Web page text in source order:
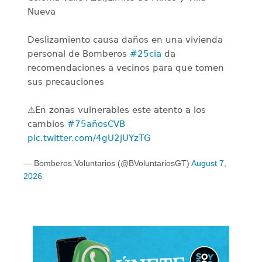
Nueva
Deslizamiento causa daños en una vivienda
personal de Bomberos #25cia da
recomendaciones a vecinos para que tomen
sus precauciones
⚠️En zonas vulnerables este atento a los
cambios #75añosCVB
pic.twitter.com/4gU2jUYzTG
— Bomberos Voluntarios (@BVoluntariosGT) August 7,
2026